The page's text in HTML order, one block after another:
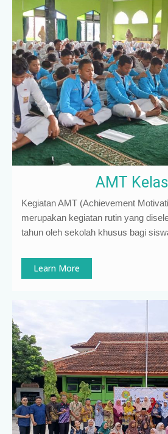
AMT
Kegiatan AMT (Achievement
merupakan kegiatan rutin yang
tahun oleh sekolah khusus bagi
Learn More